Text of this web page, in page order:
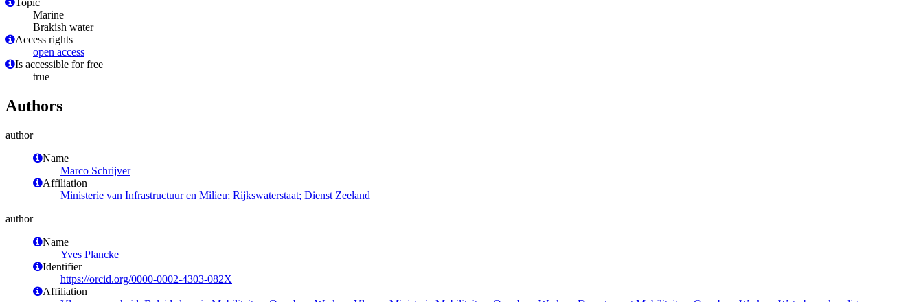
Marine
Brakish water
Access rights
open access
Is accessible for free
true
Authors
author
Name
Marco Schrijver
Affiliation
Ministerie van Infrastructuur en Milieu; Rijkswaterstaat; Dienst Zeeland
author
Name
Yves Plancke
Identifier
https://orcid.org/0000-0002-4303-082X
Affiliation